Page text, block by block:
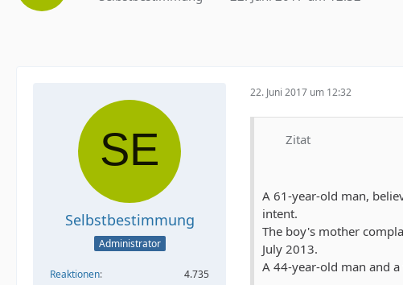
Selbstbestimmung
Administrator
Reaktionen
4.735
22. Juni 2017 um 12:32
Zitat
A 61-year-old man,
intent.
The boy's mother
July 2013.
A 44-year-old man and